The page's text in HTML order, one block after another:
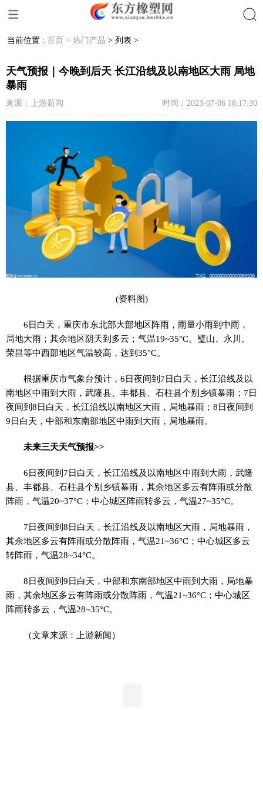
当前位置 : 首页 > 热门产品 > 列表 >
天气预报｜今晚到后天 长江沿线及以南地区大雨 局地
暴雨
来源：上游新闻 时间：2023-07-06 18:17:30
(资料图)
6日白天，重庆市东北部大部地区阵雨，雨量小雨到中雨，
局地大雨；其余地区阴天到多云；气温19~35°C。璧山、永川、
荣昌等中西部地区气温较高，达到35°C。
根据重庆市气象台预计，6日夜间到7日白天，长江沿线及以
南地区中雨到大雨，武隆县、丰都县、石柱县个别乡镇暴雨；7日
夜间到8日白天，长江沿线以南地区大雨，局地暴雨；8日夜间到
9日白天，中部和东南部地区中雨到大雨，局地暴雨。
未来三天天气预报>>
6日夜间到7日白天，长江沿线及以南地区中雨到大雨，武隆
县、丰都县、石柱县个别乡镇暴雨，其余地区多云有阵雨或分散
阵雨，气温20~37°C；中心城区阵雨转多云，气温27~35°C。
7日夜间到8日白天，长江沿线及以南地区大雨，局地暴雨，
其余地区多云有阵雨或分散阵雨，气温21~36°C；中心城区多云
转阵雨，气温28~34°C。
8日夜间到9日白天，中部和东南部地区中雨到大雨，局地暴
雨，其余地区多云有阵雨或分散阵雨，气温21~36°C；中心城区
阵雨转多云，气温28~35°C。
（文章来源：上游新闻）